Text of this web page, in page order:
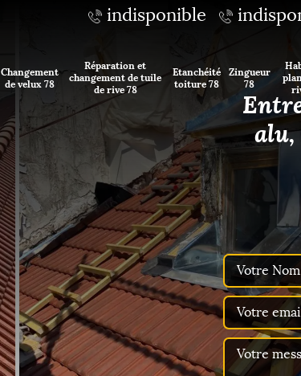
indisponible
Changement
de velux 78
Réparation et
changement de tuile
de rive 78
Etanchéité
toiture 78
Zingueur
78
alu,